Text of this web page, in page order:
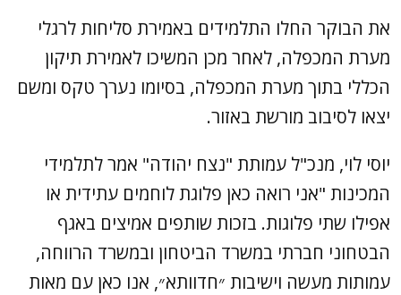
את הבוקר החלו התלמידים באמירת סליחות לרגלי
מערת המכפלה, לאחר מכן המשיכו לאמירת תיקון
הכללי בתוך מערת המכפלה, בסיומו נערך טקס ומשם
יצאו לסיבוב מורשת באזור.
יוסי לוי, מנכ"ל עמותת "נצח יהודה" אמר לתלמידי
המכינות "אני רואה כאן פלוגת לוחמים עתידית או
אפילו שתי פלוגות. בזכות שותפים אמיצים באגף
הבטחוני חברתי במשרד הביטחון ובמשרד הרווחה,
עמותות מעשה וישיבות ״חדוותא״, אנו כאן עם מאות